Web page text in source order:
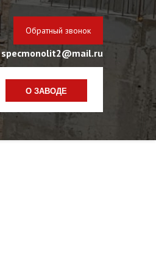
Обратный звонок
specmonolit2@mail.ru
О ЗАВОДЕ